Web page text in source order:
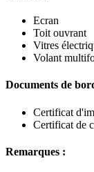
Ecran
Toit ouvrant
Vitres
Volant
Documents de
Certificat
Certificat de
Remarques :